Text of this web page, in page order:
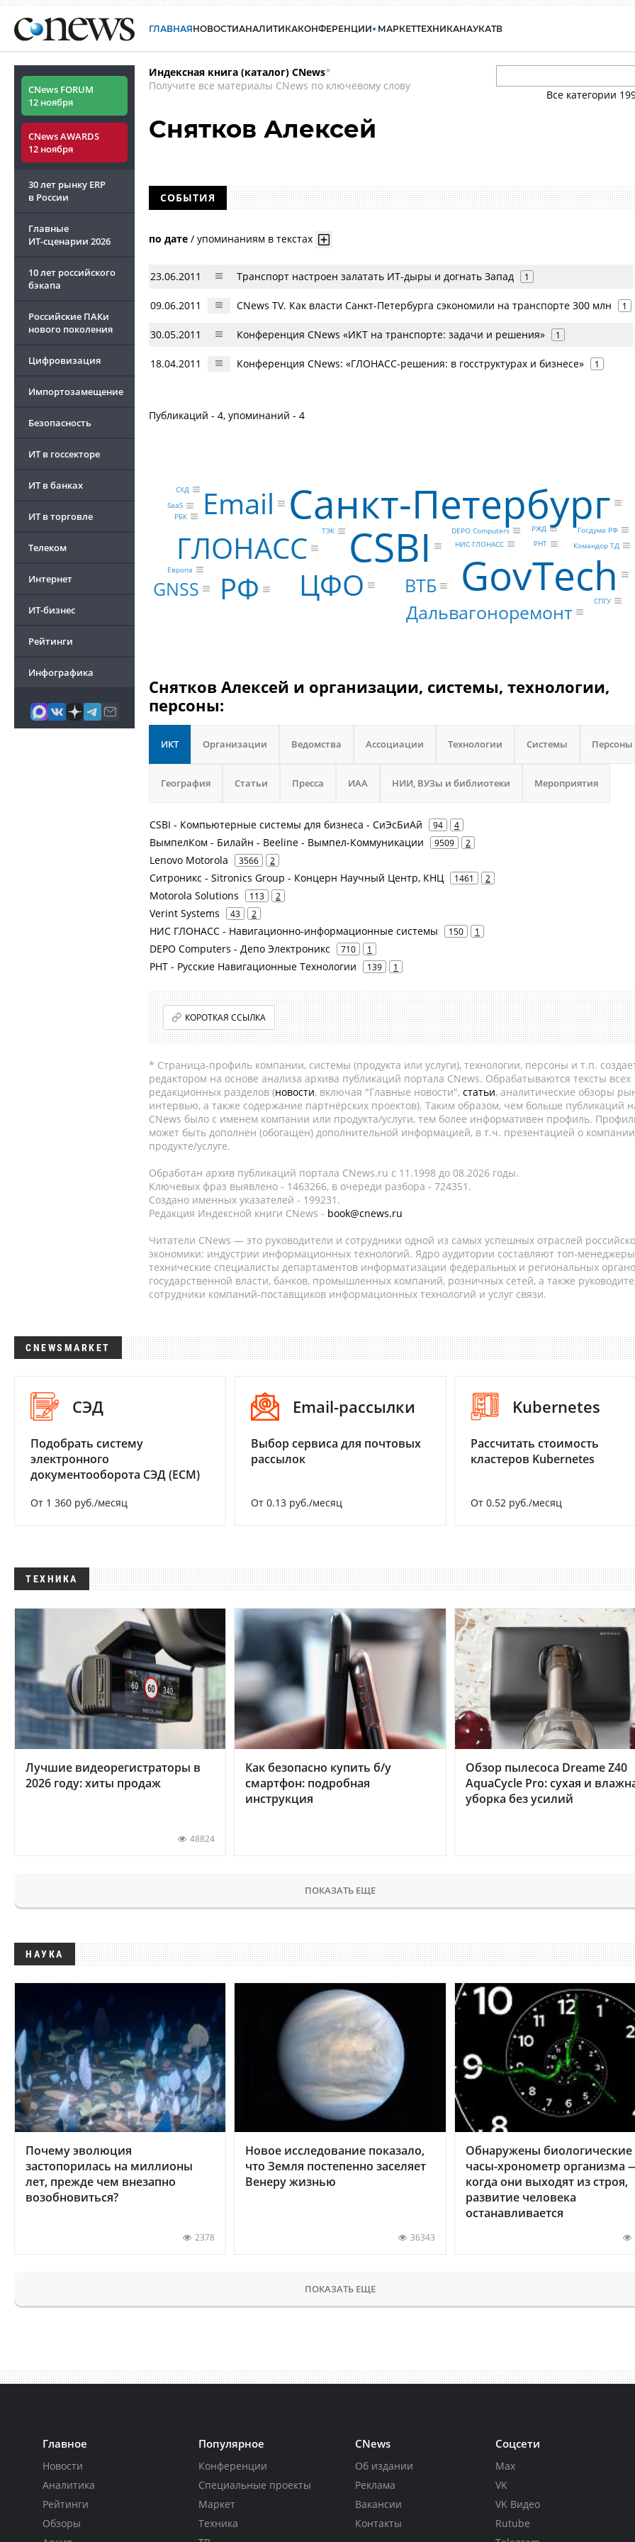
ГЛАВНАЯНОВОСТИАНАЛИТИКАКОНФЕРЕНЦИИ МАРКЕТТЕХНИКАНАУКАТВ
CNews FORUM
12 ноября
CNews AWARDS
12 ноября
30 лет рынку ERP
в России
Главные
ИТ-сценарии 2026
10 лет российского
бэкапа
Российские ПАКи
нового поколения
Цифровизация
Импортозамещение
Безопасность
ИТ в госсекторе
ИТ в банках
ИТ в торговле
Телеком
Интернет
ИТ-бизнес
Рейтинги
Инфографика
Индексная книга (каталог) CNews*
Получите все материалы CNews по ключевому слову
Все категории
Снятков Алексей
СОБЫТИЯ
по дате / упоминаниям в текстах
23.06.2011 Транспорт настроен залатать ИТ-дыры и догнать Запад 1
09.06.2011 CNews TV. Как власти Санкт-Петербурга сэкономили на транспорте 300 млн 1
30.05.2011 Конференция CNews «ИКТ на транспорте: задачи и решения» 1
18.04.2011 Конференция CNews: «ГЛОНАСС-решения: в госструктурах и бизнесе» 1
Публикаций - 4, упоминаний - 4
CSBI
GovTech
Санкт-Петербург
Email
ГЛОНАСС
РФ
ЦФО
ВТБ
Дальвагоноремонт
GNSS
НИС ГЛОНАСС
DEPO Computers
РНТ
РЖД
Командор ТД
Госдума РФ
СХД
SaaS
Европа
ТЭК
РБК
СПГУ
Снятков Алексей и организации, системы, технологии,
персоны:
ИКТ Организации Ведомства Ассоциации Технологии Системы Персоны
География Статьи Пресса ИАА НИИ, ВУЗы и библиотеки Мероприятия
CSBI - Компьютерные системы для бизнеса - СиЭсБиАй 94 4
ВымпелКом - Билайн - Beeline - Вымпел-Коммуникации 9509 2
Lenovo Motorola 3566 2
Ситроникс - Sitronics Group - Концерн Научный Центр, КНЦ 1461 2
Motorola Solutions 113 2
Verint Systems 43 2
НИС ГЛОНАСС - Навигационно-информационные системы 150 1
DEPO Computers - Депо Электроникс 710 1
РНТ - Русские Навигационные Технологии 139 1
КОРОТКАЯ ССЫЛКА
* Страница-профиль компании, системы (продукта или услуги), технологии, персоны и т.п.
редактором на основе анализа архива публикаций портала CNews. Обрабатываются тексты всех
редакционных разделов (новости, включая "Главные новости", статьи, аналитические обзоры
интервью, а также содержание партнёрских проектов). Таким образом, чем больше публикаций
CNews было с именем компании или продукта/услуги, тем более информативен профиль.
может быть дополнен (обогащен) дополнительной информацией, в т.ч. презентацией о
продукте/услуге.
Обработан архив публикаций портала CNews.ru c 11.1998 до 08.2026 годы.
Ключевых фраз выявлено - 1463266, в очереди разбора - 724351.
Создано именных указателей - 199231.
Редакция Индексной книги CNews - book@cnews.ru
Читатели CNews — это руководители и сотрудники одной из самых успешных отраслей
экономики: индустрии информационных технологий. Ядро аудитории составляют топ-
технические специалисты департаментов информатизации федеральных и региональных
государственной власти, банков, промышленных компаний, розничных сетей, а также
сотрудники компаний-поставщиков информационных технологий и услуг связи.
CNEWSMARKET
СЭД
Подобрать систему
электронного
документооборота СЭД (ECM)
От 1 360 руб./месяц
Email-рассылки
Выбор сервиса для почтовых
рассылок
От 0.13 руб./месяц
Kubernetes
Рассчитать стоимость
кластеров Kubernetes
От 0.52 руб./месяц
ТЕХНИКА
Лучшие видеорегистраторы в
2026 году: хиты продаж
48824
Как безопасно купить б/у
смартфон: подробная
инструкция
Обзор пылесоса Dreame Z40
AquaCycle Pro: сухая и
уборка без усилий
ПОКАЗАТЬ ЕЩЕ
НАУКА
Почему эволюция
застопорилась на миллионы
лет, прежде чем внезапно
возобновиться?
2378
Новое исследование показало,
что Земля постепенно заселяет
Венеру жизнью
36343
Обнаружены биологические
часы-хронометр организма
когда они выходят из строя,
развитие человека
останавливается
ПОКАЗАТЬ ЕЩЕ
Главное
Новости
Аналитика
Рейтинги
Обзоры
Популярное
Конференции
Специальные проекты
Маркет
Техника
CNews
Об издании
Реклама
Вакансии
Контакты
Соцсети
Max
VK
VK Видео
Rutube